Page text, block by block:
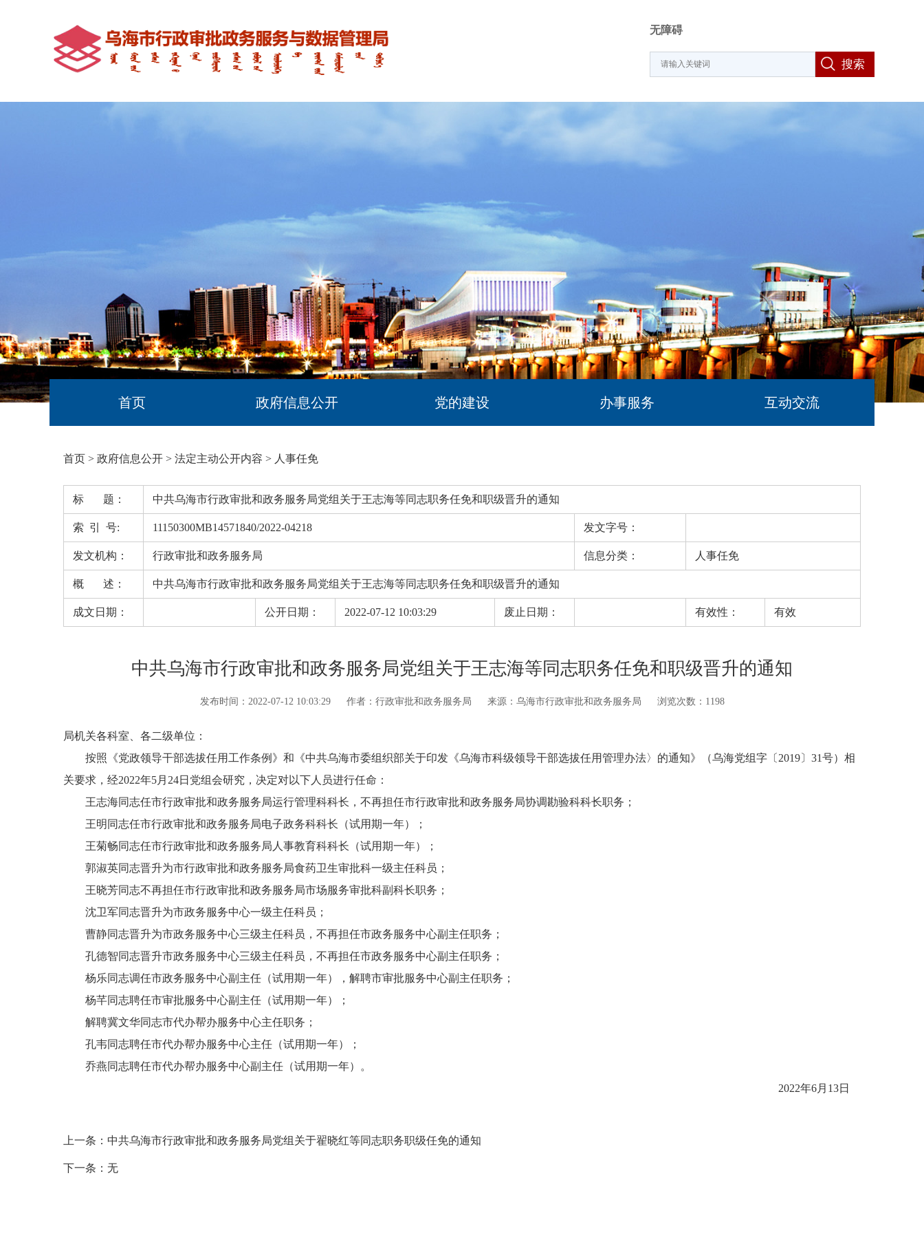
无障碍
搜索
首页 政府信息公开 党的建设 办事服务 互动交流
首页 > 政府信息公开 > 法定主动公开内容 > 人事任免
标 题： 中共乌海市行政审批和政务服务局党组关于王志海等同志职务任免和职级晋升的通知
索 引 号: 11150300MB14571840/2022-04218 发文字号：
发文机构： 行政审批和政务服务局 信息分类： 人事任免
概 述： 中共乌海市行政审批和政务服务局党组关于王志海等同志职务任免和职级晋升的通知
成文日期： 公开日期： 2022-07-12 10:03:29 废止日期： 有效性： 有效
中共乌海市行政审批和政务服务局党组关于王志海等同志职务任免和职级晋升的通知
发布时间：2022-07-12 10:03:29 作者：行政审批和政务服务局 来源：乌海市行政审批和政务服务局 浏览次数： 1198
局机关各科室、各二级单位：
按照《党政领导干部选拔任用工作条例》和《中共乌海市委组织部关于印发《乌海市科级领导干部选拔任用管理办法〉的通知》（乌海党组字〔2019〕31号）相
关要求，经2022年5月24日党组会研究，决定对以下人员进行任命：
王志海同志任市行政审批和政务服务局运行管理科科长，不再担任市行政审批和政务服务局协调勘验科科长职务；
王明同志任市行政审批和政务服务局电子政务科科长（试用期一年）；
王菊畅同志任市行政审批和政务服务局人事教育科科长（试用期一年）；
郭淑英同志晋升为市行政审批和政务服务局食药卫生审批科一级主任科员；
王晓芳同志不再担任市行政审批和政务服务局市场服务审批科副科长职务；
沈卫军同志晋升为市政务服务中心一级主任科员；
曹静同志晋升为市政务服务中心三级主任科员，不再担任市政务服务中心副主任职务；
孔德智同志晋升市政务服务中心三级主任科员，不再担任市政务服务中心副主任职务；
杨乐同志调任市政务服务中心副主任（试用期一年），解聘市审批服务中心副主任职务；
杨芊同志聘任市审批服务中心副主任（试用期一年）；
解聘冀文华同志市代办帮办服务中心主任职务；
孔韦同志聘任市代办帮办服务中心主任（试用期一年）；
乔燕同志聘任市代办帮办服务中心副主任（试用期一年）。
2022年6月13日
上一条： 中共乌海市行政审批和政务服务局党组关于翟晓红等同志职务职级任免的通知
下一条： 无